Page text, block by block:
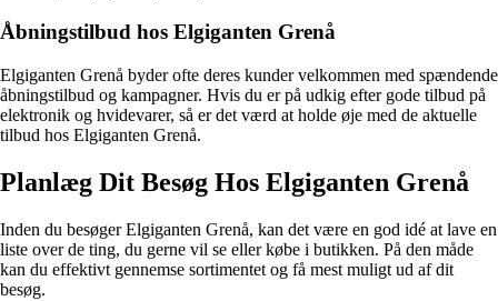
Åbningstilbud hos Elgiganten Grenå
Elgiganten Grenå byder ofte deres kunder velkommen med spændende
åbningstilbud og kampagner. Hvis du er på udkig efter gode tilbud på
elektronik og hvidevarer, så er det værd at holde øje med de aktuelle
tilbud hos Elgiganten Grenå.
Planlæg Dit Besøg Hos Elgiganten Grenå
Inden du besøger Elgiganten Grenå, kan det være en god idé at lave en
liste over de ting, du gerne vil se eller købe i butikken. På den måde
kan du effektivt gennemse sortimentet og få mest muligt ud af dit
besøg.